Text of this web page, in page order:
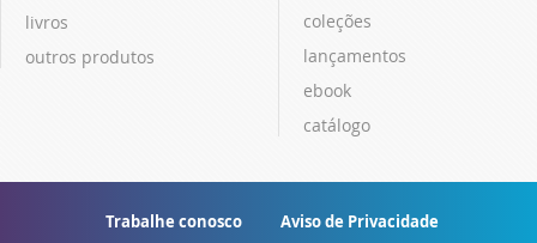
livros
outros produtos
coleções
lançamentos
ebook
catálogo
Trabalhe conosco Aviso de Privacidade